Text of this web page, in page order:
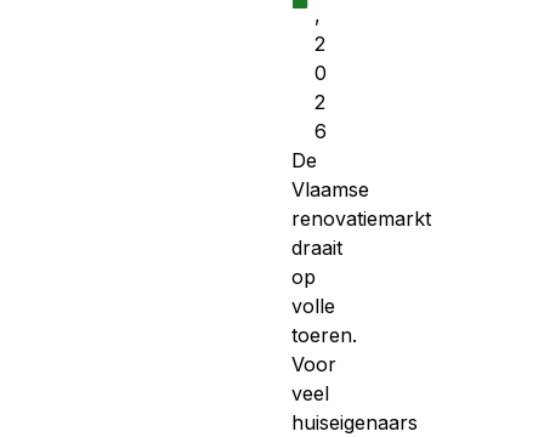
,
2
0
2
6
De
Vlaamse
renovatiemarkt
draait
op
volle
toeren.
Voor
veel
huiseigenaars